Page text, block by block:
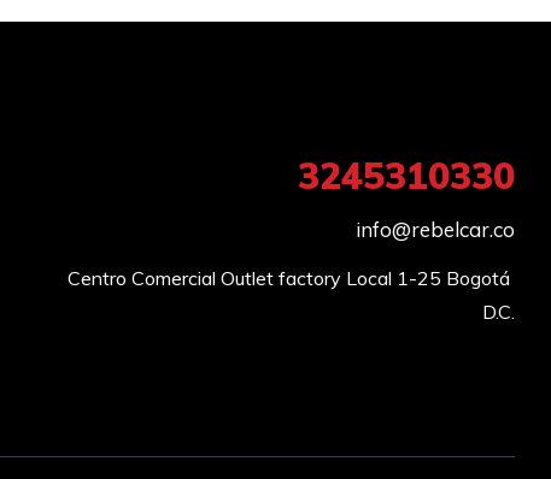
3245310330
info@rebelcar.co
Centro Comercial Outlet factory Local 1-25 Bogotá
D.C.